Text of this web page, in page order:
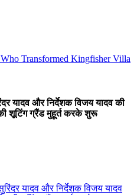
यादव और निर्देशक विजय यादव की
शूटिंग ग्रैंड मुहूर्त करके शुरू